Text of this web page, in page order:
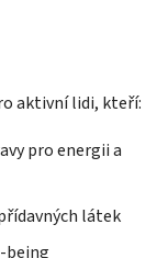
aktivní lidi, kteří:
pro energii a
látek
being